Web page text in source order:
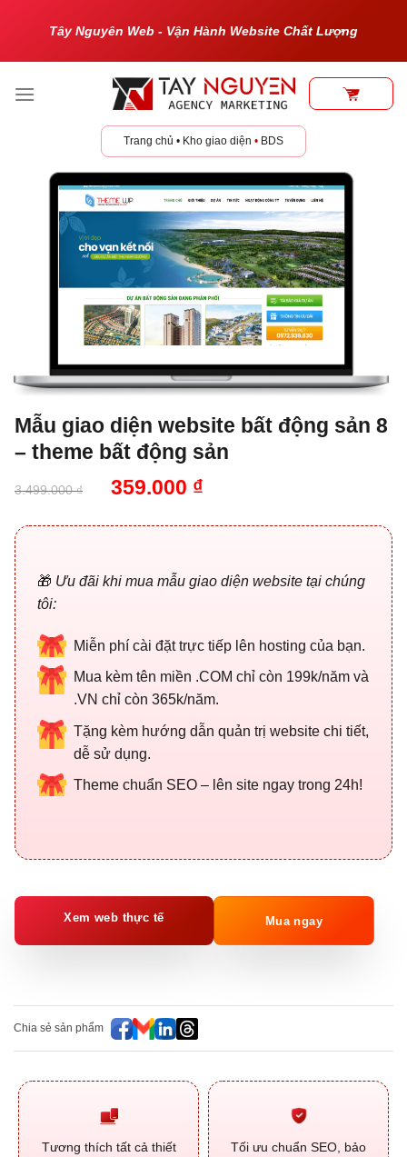
Tây Nguyên Web - Vận Hành Website Chất Lượng
Trang chủ • Kho giao diện • BDS
Mẫu giao diện website bất động sản 8
– theme bất động sản
3.499.000₫
Giá
là:
359.000 ₫
tại
359.000 ₫.
🎁 Ưu đãi khi mua mẫu giao diện website tại chúng
tôi:
Miễn phí cài đặt trực tiếp lên hosting của bạn.
Mua kèm tên miền .COM chỉ còn 199k/năm và
.VN chỉ còn 365k/năm.
Tặng kèm hướng dẫn quản trị website chi tiết,
dễ sử dụng.
Theme chuẩn SEO – lên site ngay trong 24h!
Xem web thực tế Mua ngay
Chia sẻ sản phẩm
Tương thích tất cả thiết
Tối ưu chuẩn SEO, bảo